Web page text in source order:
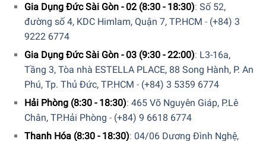
5/5 - (1 bình chọn)
Gia Dụng Đức Sài Gòn - 02 (8:30 - 18:30): Số 52,
đường số 4, KDC Himlam, Quận 7, TP.HCM - (+84) 3
9222 6774
Gia Dụng Đức Sài Gòn - 03 (9:30 - 22:00): L3-16a,
Tầng 3, Tòa nhà ESTELLA PLACE, 88 Song Hành, P. An
Phú, Tp. Thủ Đức, TP.HCM - (+84) 3 5359 6774
Hải Phòng (8:30 - 18:30): 465 Võ Nguyên Giáp, P.Lê
Chân, TP.Hải Phòng - (+84) 9 6618 6774
Thanh Hóa (8:30 - 18:30): 04/06 Dương Đình Nghệ,